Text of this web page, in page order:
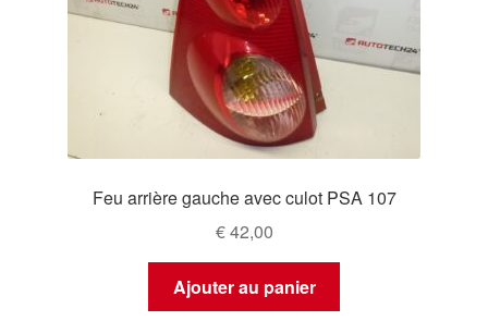
Feu arrière gauche avec culot PSA 107
€42,00
Ajouter au panier